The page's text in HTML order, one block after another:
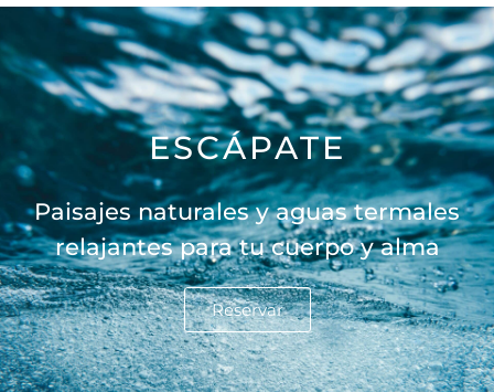
ESCÁPATE
Paisajes naturales y aguas termales
relajantes para tu cuerpo y alma
Reservar